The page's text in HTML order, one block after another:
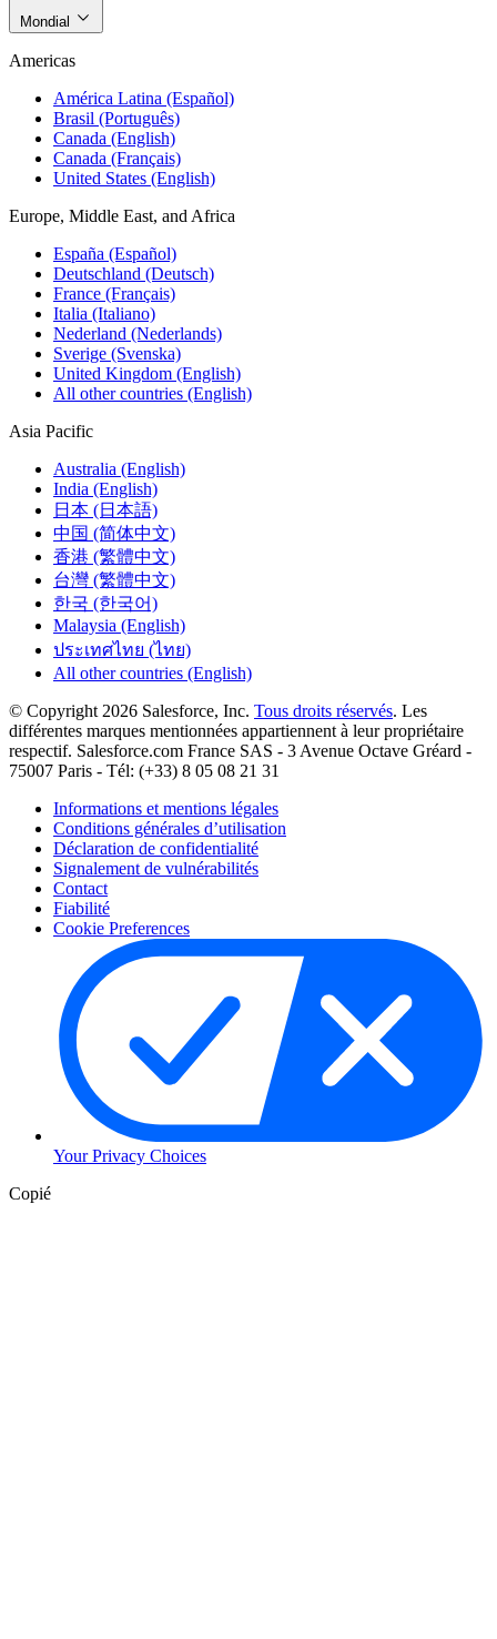
Mondial
Americas
América Latina (Español)
Brasil (Português)
Canada (English)
Canada (Français)
United States (English)
Europe, Middle East, and Africa
España (Español)
Deutschland (Deutsch)
France (Français)
Italia (Italiano)
Nederland (Nederlands)
Sverige (Svenska)
United Kingdom (English)
All other countries (English)
Asia Pacific
Australia (English)
India (English)
日本 (日本語)
中国 (简体中文)
香港 (繁體中文)
台灣 (繁體中文)
한국 (한국어)
Malaysia (English)
ประเทศไทย (ไทย)
All other countries (English)
© Copyright 2026 Salesforce, Inc. Tous droits réservés. Les
différentes marques mentionnées appartiennent à leur propriétaire
respectif. Salesforce.com France SAS - 3 Avenue Octave Gréard -
75007 Paris - Tél: (+33) 8 05 08 21 31
Informations et mentions légales
Conditions générales d’utilisation
Déclaration de confidentialité
Signalement de vulnérabilités
Contact
Fiabilité
Cookie Preferences
Your Privacy Choices
Copié